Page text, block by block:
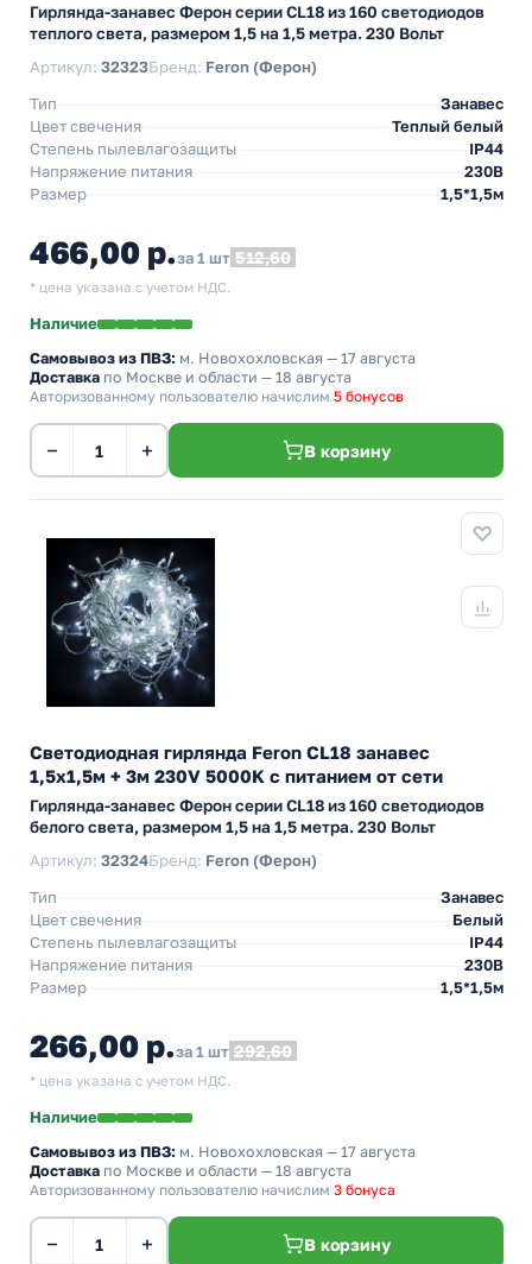
Гирлянда-занавес Ферон серии CL18 из 160 светодиодов
теплого света, размером 1,5 на 1,5 метра. 230 Вольт
Артикул: 32323Бренд: Feron (Ферон)
Тип
Занавес
Цвет свечения
Теплый белый
Степень пылевлагозащиты
IP44
Напряжение питания
230В
Размер
1,5*1,5м
466,00 р.за 1 шт 512,60
* цена указана с учетом НДС.
Наличие
Самовывоз из ПВЗ: м. Новохохловская — 17 августа
Доставка по Москве и области — 18 августа
Авторизованному пользователю начислим 5 бонусов
− + В корзину
Светодиодная гирлянда Feron CL18 занавес
1,5x1,5м + 3м 230V 5000K c питанием от сети
Гирлянда-занавес Ферон серии CL18 из 160 светодиодов
белого света, размером 1,5 на 1,5 метра. 230 Вольт
Артикул: 32324Бренд: Feron (Ферон)
Тип
Занавес
Цвет свечения
Белый
Степень пылевлагозащиты
IP44
Напряжение питания
230В
Размер
1,5*1,5м
266,00 р.за 1 шт 292,60
* цена указана с учетом НДС.
Наличие
Самовывоз из ПВЗ: м. Новохохловская — 17 августа
Доставка по Москве и области — 18 августа
Авторизованному пользователю начислим 3 бонуса
− + В корзину